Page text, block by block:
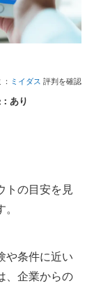
ミイダス 評判を確認
あり
トの目安を見
。
や条件に近い
、企業からの